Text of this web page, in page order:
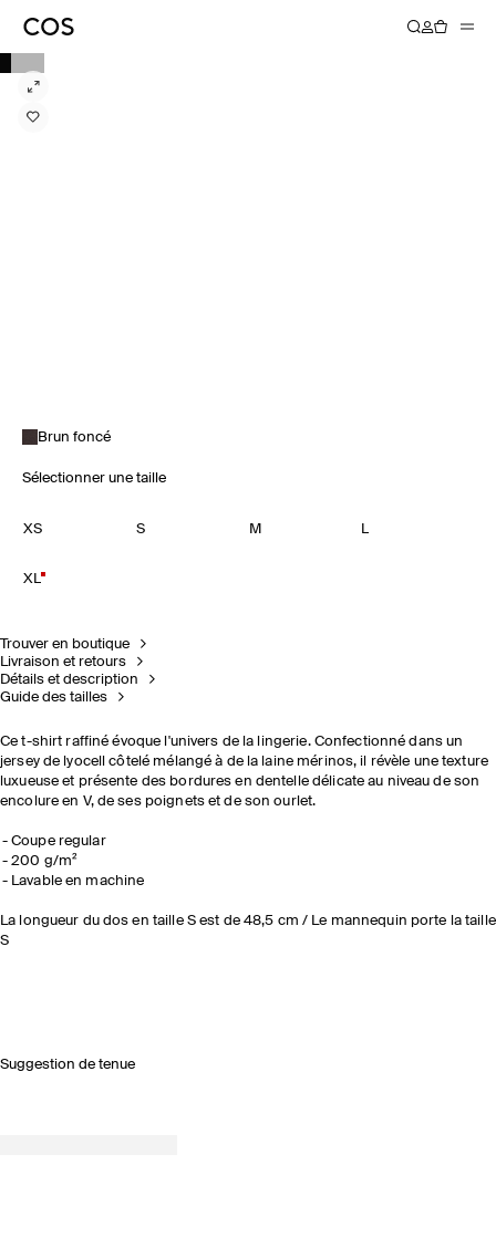
Brun foncé
Sélectionner une taille
XS S M L
XL
Trouver en boutique
Livraison et retours
Détails et description
Guide des tailles
Ce t-shirt raffiné évoque l'univers de la lingerie. Confectionné dans un
jersey de lyocell côtelé mélangé à de la laine mérinos, il révèle une texture
luxueuse et présente des bordures en dentelle délicate au niveau de son
encolure en V, de ses poignets et de son ourlet.
Coupe regular
200 g/m²
Lavable en machine
La longueur du dos en taille S est de 48,5 cm / Le mannequin porte la taille
S
Suggestion de tenue